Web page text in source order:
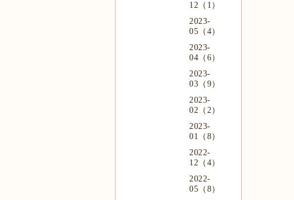
12（1）
2023-
05（4）
2023-
04（6）
2023-
03（9）
2023-
02（2）
2023-
01（8）
2022-
12（4）
2022-
05（8）